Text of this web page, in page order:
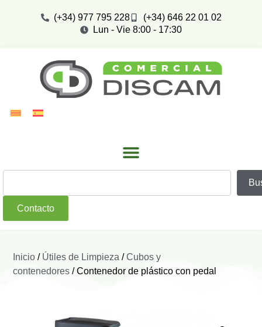
(+34) 977 795 228
(+34) 646 22 01 02
Lun - Vie 8:00 - 17:30
Contacto
Inicio / Útiles de Limpieza /Cubos y
contenedores / Contenedor de plástico con pedal